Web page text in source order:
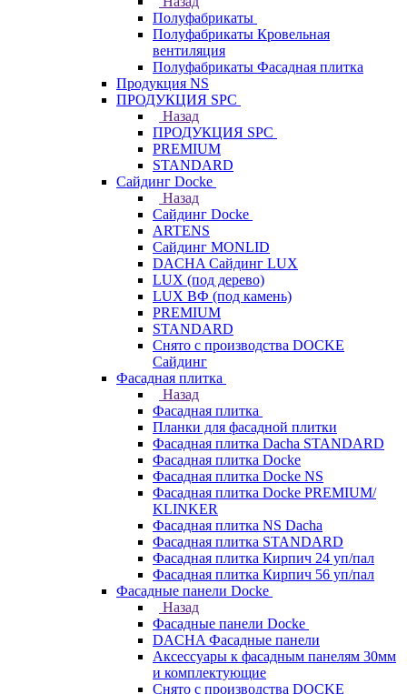
Полуфабрикаты
Полуфабрикаты Кровельная
вентиляция
Полуфабрикаты Фасадная плитка
Продукция NS
ПРОДУКЦИЯ SPC
Назад
ПРОДУКЦИЯ SPC
PREMIUM
STANDARD
Сайдинг Docke
Назад
Сайдинг Docke
ARTENS
Cайдинг MONLID
DACHA Сайдинг LUX
LUX (под дерево)
LUX ВФ (под камень)
PREMIUM
STANDARD
Снято с производства DOCKE
Сайдинг
Фасадная плитка
Назад
Фасадная плитка
Планки для фасадной плитки
Фасадная плитка Dacha STANDARD
Фасадная плитка Docke
Фасадная плитка Docke NS
Фасадная плитка Docke PREMIUM/
KLINKER
Фасадная плитка NS Dacha
Фасадная плитка STANDARD
Фасадная плитка Кирпич 24 уп/пал
Фасадная плитка Кирпич 56 уп/пал
Фасадные панели Docke
Назад
Фасадные панели Docke
DACHA Фасадные панели
Аксессуары к фасадным панелям 30мм
и комплектующие
Снято с производства DOCKE